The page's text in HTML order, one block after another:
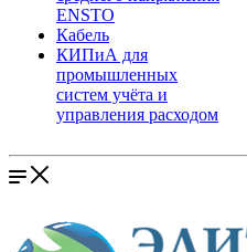
ENSTO
Кабель
КИПиА для
промышленных
систем учёта и
управления расходом